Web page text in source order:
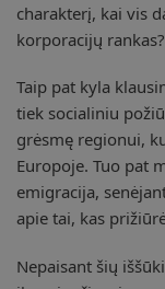
charakterį, kai vis
korporacijų rankas?
Taip pat kyla
tiek socialiniu
grėsmę regionui,
Europoje. Tuo pat
emigracija,
apie tai, kas
Nepaisant šių